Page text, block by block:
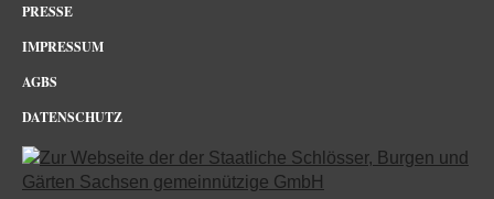
PRESSE
IMPRESSUM
AGBS
DATENSCHUTZ